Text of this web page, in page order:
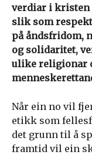
verdiar i kristen
slik som
på åndsfridom,
og solidaritet,
ulike religionar
Når ein no vil
etikk som
det grunn til å
framtid vil ein